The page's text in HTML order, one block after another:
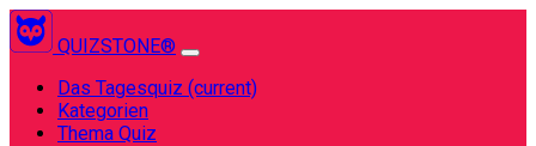
QUIZSTONE®
Das Tagesquiz (current)
Kategorien
Thema Quiz